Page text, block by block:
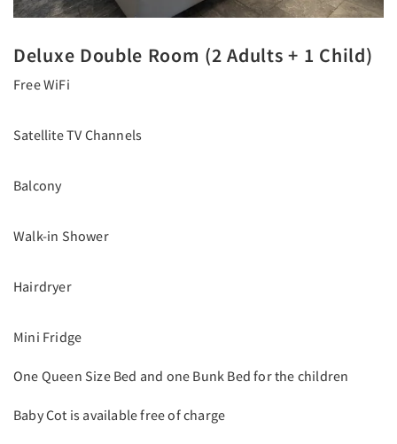
Deluxe Double Room (2 Adults + 1 Child)
Free WiFi
Satellite TV Channels
Balcony
Walk-in Shower
Hairdryer
Mini Fridge
One Queen Size Bed and one Bunk Bed for the children
Baby Cot is available free of charge